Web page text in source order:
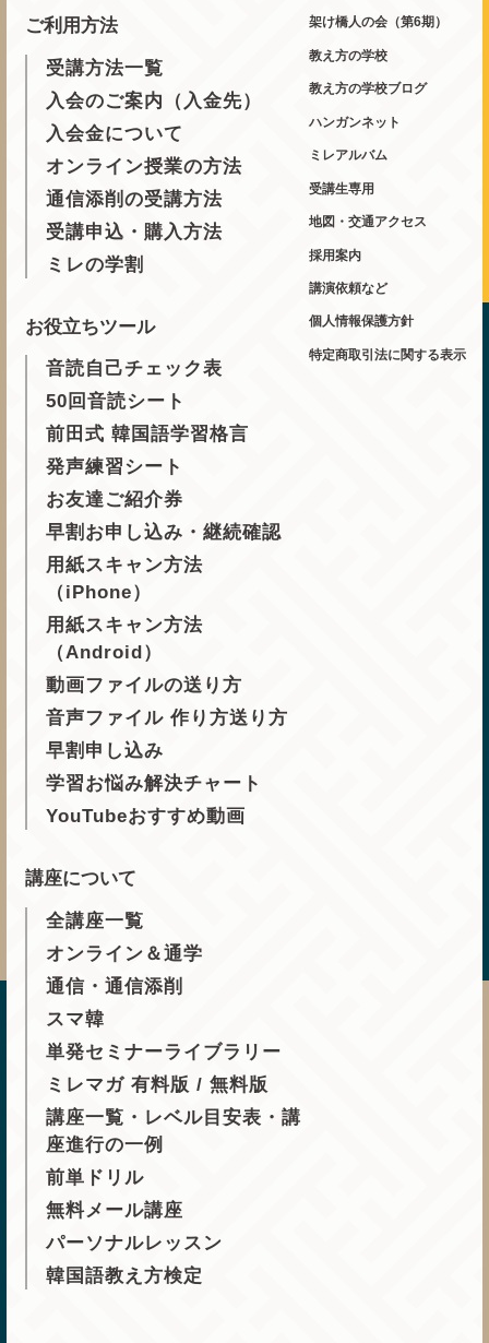
ご利用方法
受講方法一覧
入会のご案内（入金先）
入会金について
オンライン授業の方法
通信添削の受講方法
受講申込・購入方法
ミレの学割
お役立ちツール
音読自己チェック表
50回音読シート
前田式 韓国語学習格言
発声練習シート
お友達ご紹介券
早割お申し込み・継続確認
用紙スキャン方法
（iPhone）
用紙スキャン方法
（Android）
動画ファイルの送り方
音声ファイル 作り方送り方
早割申し込み
学習お悩み解決チャート
YouTubeおすすめ動画
講座について
全講座一覧
オンライン＆通学
通信・通信添削
スマ韓
単発セミナーライブラリー
ミレマガ 有料版 / 無料版
講座一覧・レベル目安表・講
座進行の一例
前単ドリル
無料メール講座
パーソナルレッスン
韓国語教え方検定
架け橋人の会（第6期）
教え方の学校
教え方の学校ブログ
ハンガンネット
ミレアルバム
受講生専用
地図・交通アクセス
採用案内
講演依頼など
個人情報保護方針
特定商取引法に関する表示